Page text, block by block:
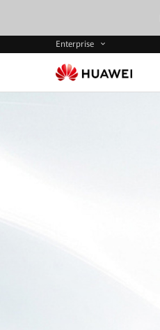
Enterprise